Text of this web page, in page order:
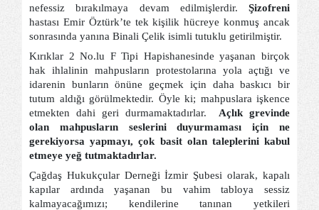
nefessiz bırakılmaya devam edilmişlerdir. Şizofreni
hastası Emir Öztürk’te tek kişilik hücreye konmuş ancak
sonrasında yanına Binali Çelik isimli tutuklu getirilmiştir.
Kırıklar 2 No.lu F Tipi Hapishanesinde yaşanan birçok
hak ihlalinin mahpusların protestolarına yola açtığı ve
idarenin bunların önüne geçmek için daha baskıcı bir
tutum aldığı görülmektedir. Öyle ki; mahpuslara işkence
etmekten dahi geri durmamaktadırlar.
Açlık grevinde
olan mahpusların seslerini duyurmaması için ne
gerekiyorsa yapmayı, çok basit olan taleplerini kabul
etmeye yeğ tutmaktadırlar.
Çağdaş Hukukçular Derneği İzmir Şubesi olarak, kapalı
kapılar ardında yaşanan bu vahim tabloya sessiz
kalmayacağımızı; kendilerine tanınan yetkileri